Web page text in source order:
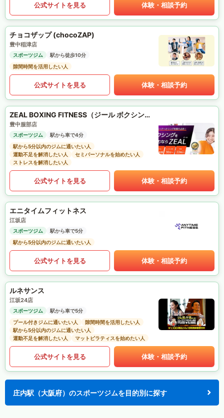
公式サイトを見る 体験・相談予約
チョコザップ (chocoZAP)
豊中稲津店
スポーツジム
駅から徒歩10分
隙間時間を活用したい人
公式サイトを見る 体験・相談予約
ZEAL BOXING FITNESS（ジール ボクシング フィットネス）
豊中服部店
スポーツジム
駅から車で4分
駅から5分以内のジムに通いたい人
運動不足を解消したい人
セミパーソナルを始めたい人
ストレスを解消したい人
公式サイトを見る 体験・相談予約
エニタイムフィットネス
江坂店
スポーツジム
駅から車で5分
駅から5分以内のジムに通いたい人
公式サイトを見る 体験・相談予約
ルネサンス
江坂24店
スポーツジム
駅から車で5分
プール付きジムに通いたい人
隙間時間を活用したい人
駅から5分以内のジムに通いたい人
運動不足を解消したい人
マットピラティスを始めたい人
公式サイトを見る 体験・相談予約
庄内駅（大阪府）のスポーツジムを目的別に探す